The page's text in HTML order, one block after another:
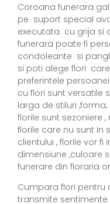
Coroana funerara
pe suport special
executata cu grija si
funerara poate fi
condoleante si
si poti alege flori
preferintele
cu flori sunt versatile
larga de stiluri
florile sunt sezoniere
florile care nu sunt in
clientului , florile vor
dimensiune ,culoare
funerare din floraria
Cumpara flori pentru
transmite